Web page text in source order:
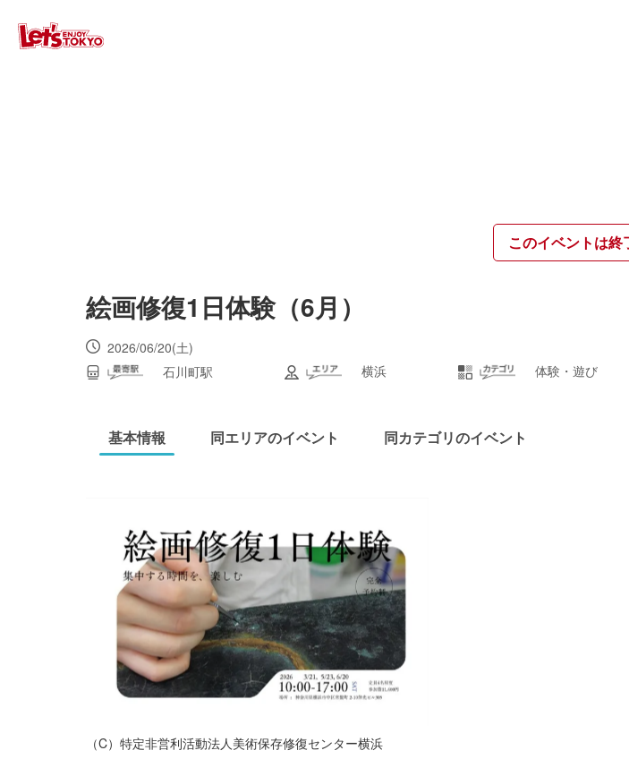
このイベントは終
絵画修復1日体験（6月）
2026/06/20(土)
石川町駅
横浜 体験・遊び
基本情報 同エリアのイベント 同カテゴリのイベント
（C）特定非営利活動法人美術保存修復センター横浜